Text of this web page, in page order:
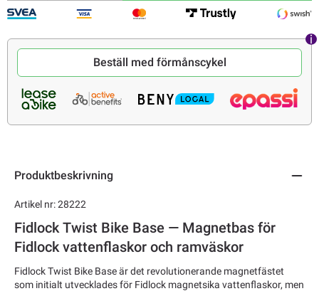
Beställ med förmånscykel
Produktbeskrivning
Artikel nr: 28222
Fidlock Twist Bike Base — Magnetbas för
Fidlock vattenflaskor och ramväskor
Fidlock Twist Bike Base är det revolutionerande magnetfästet
som initialt utvecklades för Fidlock magnetsika vattenflaskor, men